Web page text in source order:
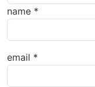
name *
email *